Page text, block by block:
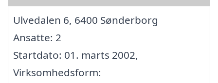
Ulvedalen 6, 6400 Sønderborg
Ansatte: 2
Startdato: 01. marts 2002,
Virksomhedsform: